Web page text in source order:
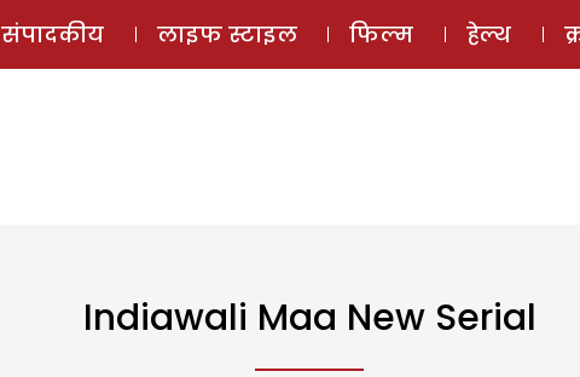
ई-मैगज़ीन
संपादकीय लाइफ स्टाइल फिल्म हेल्थ
Indiawali Maa New Serial